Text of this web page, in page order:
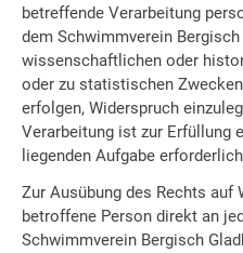
betreffende Verarbeitung
dem Schwimmverein
wissenschaftlichen oder
oder zu statistischen
erfolgen, Widerspruch
Verarbeitung ist zur Erfüllung
liegenden Aufgabe
Zur Ausübung des Rechts auf
betroffene Person direkt an
Schwimmverein Bergisch